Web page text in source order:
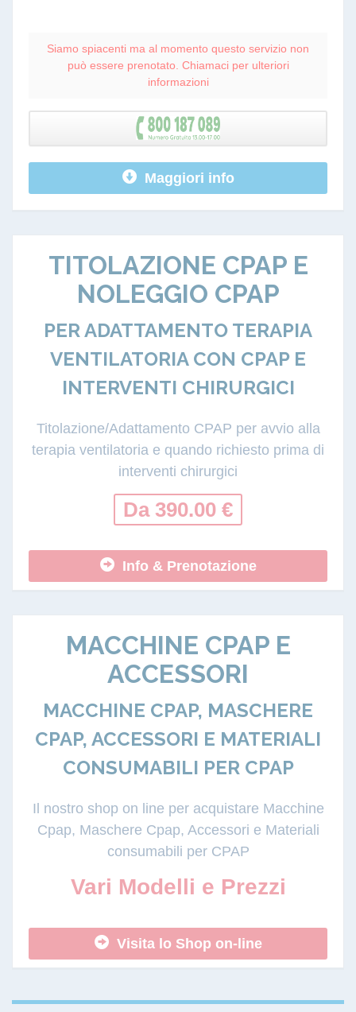
Siamo spiacenti ma al momento questo servizio non
può essere prenotato. Chiamaci per ulteriori
informazioni
Maggiori info
TITOLAZIONE CPAP E
NOLEGGIO CPAP
PER ADATTAMENTO TERAPIA
VENTILATORIA CON CPAP E
INTERVENTI CHIRURGICI
Titolazione/Adattamento CPAP per avvio alla
terapia ventilatoria e quando richiesto prima di
interventi chirurgici
Da 390.00 €
Info & Prenotazione
MACCHINE CPAP E
ACCESSORI
MACCHINE CPAP, MASCHERE
CPAP, ACCESSORI E MATERIALI
CONSUMABILI PER CPAP
Il nostro shop on line per acquistare Macchine
Cpap, Maschere Cpap, Accessori e Materiali
consumabili per CPAP
Vari Modelli e Prezzi
Visita lo Shop on-line